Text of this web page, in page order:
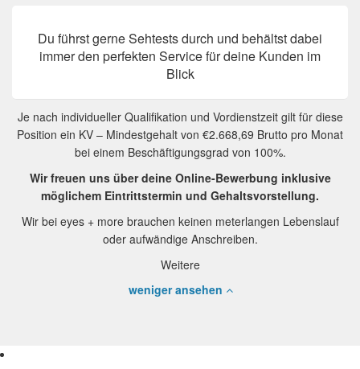
Du führst gerne Sehtests durch und behältst dabei
immer den perfekten Service für deine Kunden im
Blick
Je nach individueller Qualifikation und Vordienstzeit gilt für diese
Position ein KV – Mindestgehalt von €2.668,69 Brutto pro Monat
bei einem Beschäftigungsgrad von 100%.
Wir freuen uns über deine Online-Bewerbung inklusive
möglichem Eintrittstermin und Gehaltsvorstellung.
Wir bei eyes + more brauchen keinen meterlangen Lebenslauf
oder aufwändige Anschreiben.
Weitere
weniger ansehen